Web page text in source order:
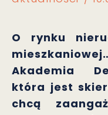
O rynku
Akademia
która jest
chcą